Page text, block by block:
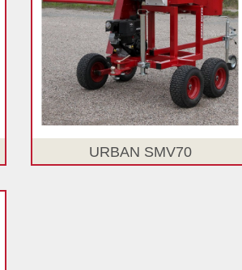
URBAN SMV70